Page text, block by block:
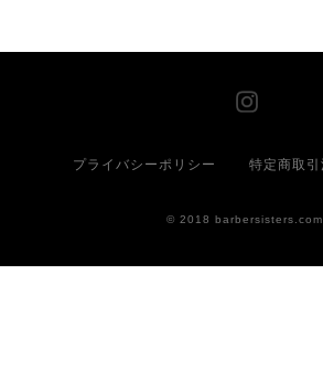
プライバシーポリシー 特定商取
© 2018 barbersisters.com.